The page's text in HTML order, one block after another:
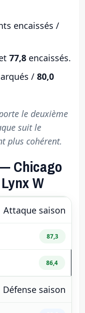
encaissés /
77,8encaissés.
/ 80,0
le deuxième
suit le
plus cohérent.
Chicago
W
Attaque saison
87,3
86,4
Défense saison